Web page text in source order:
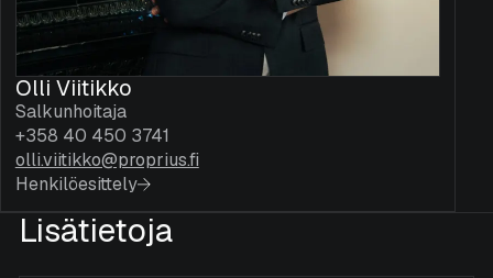
Olli Viitikko
Salkunhoitaja
+358 40 450 3741
olli.viitikko@proprius.fi
Henkilöesittely
Lisätietoja